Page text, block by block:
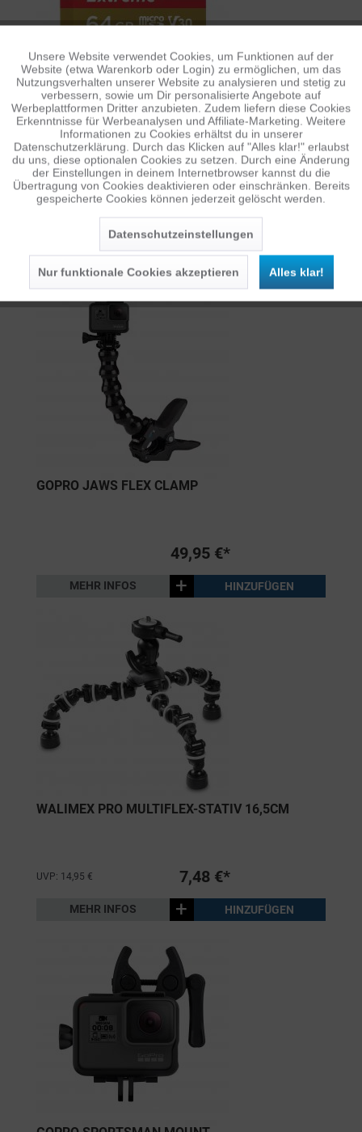
SANDISK 64GB MICROSDXC EXTREME U3 C10
V30...
UVP: 14,95 € 10,00 €*
MEHR INFOS
HALTERUNGEN & STATIVE
GOPRO JAWS FLEX CLAMP
49,95 €*
MEHR INFOS + HINZUFÜGEN
WALIMEX PRO MULTIFLEX-STATIV 16,5CM
UVP: 14,95 € 7,48 €*
MEHR INFOS + HINZUFÜGEN
Funktionale Aktiv
Tracking Inaktiv
Personalisierung Inaktiv
Service Inaktiv
Unsere Website verwendet Cookies, um Funktionen auf der
Website (etwa Warenkorb oder Login) zu ermöglichen, um das
Nutzungsverhalten unserer Website zu analysieren und stetig zu
verbessern, sowie um Dir personalisierte Angebote auf
Werbeplattformen Dritter anzubieten. Zudem liefern diese Cookies
Erkenntnisse für Werbeanalysen und Affiliate-Marketing. Weitere
Informationen zu Cookies erhältst du in unserer
Datenschutzerklärung. Durch das Klicken auf "Alles klar!" erlaubst
du uns, diese optionalen Cookies zu setzen. Durch eine Änderung
der Einstellungen in deinem Internetbrowser kannst du die
Übertragung von Cookies deaktivieren oder einschränken. Bereits
gespeicherte Cookies können jederzeit gelöscht werden.
Datenschutzeinstellungen
Nur funktionale Cookies akzeptieren Alles klar!